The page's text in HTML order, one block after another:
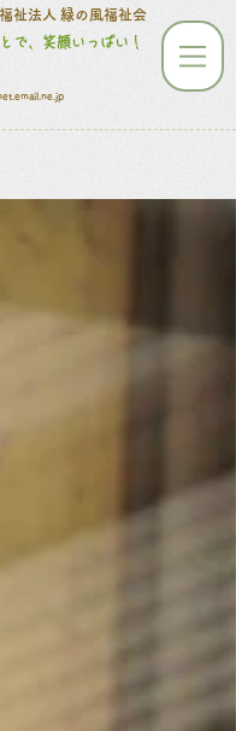
祉法人 緑の風福祉会
で、笑顔いっぱい！